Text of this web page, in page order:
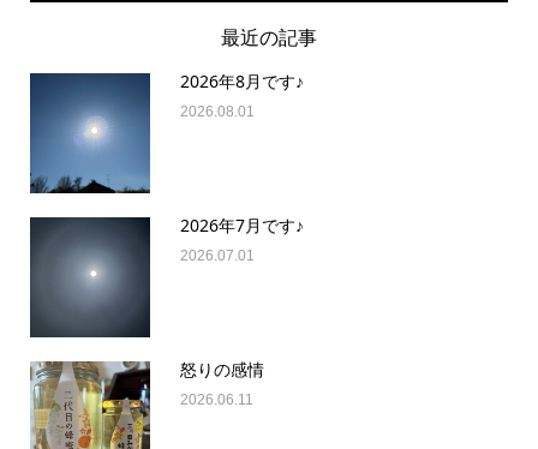
最近の記事
2026年8月です♪
2026.08.01
2026年7月です♪
2026.07.01
怒りの感情
2026.06.11